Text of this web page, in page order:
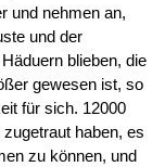
und nehmen an,
und der
blieben, die
gewesen ist, so
für sich. 12000
haben, es
zu können, und